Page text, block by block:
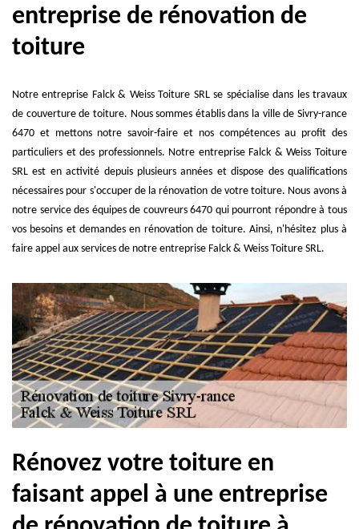
entreprise de rénovation de
toiture
Notre entreprise Falck & Weiss Toiture SRL se spécialise dans les travaux
de couverture de toiture. Nous sommes établis dans la ville de Sivry-rance
6470 et mettons notre savoir-faire et nos compétences au profit des
particuliers et des professionnels. Notre entreprise Falck & Weiss Toiture
SRL est en activité depuis plusieurs années et dispose des qualifications
nécessaires pour s'occuper de la rénovation de votre toiture. Nous avons à
notre service des équipes de couvreurs 6470 qui pourront répondre à tous
vos besoins et demandes en rénovation de toiture. Ainsi, n'hésitez plus à
faire appel aux services de notre entreprise Falck & Weiss Toiture SRL.
Rénovez votre toiture en
faisant appel à une entreprise